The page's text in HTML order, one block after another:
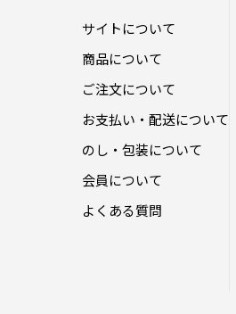
サイトについて
商品について
ご注文について
お支払い・配送について
のし・包装について
会員について
よくある質問